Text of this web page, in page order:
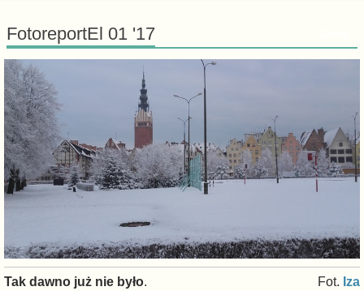
FotoreportEl 01 '17
Tak dawno już nie było. Fot. Iza